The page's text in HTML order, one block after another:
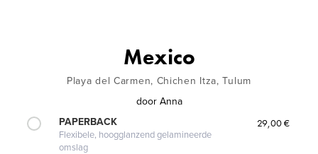
Mexico
Playa del Carmen, Chichen Itza, Tulum
door Anna
PAPERBACK
Flexibele, hoogglanzend gelamineerde
omslag
29,00 €